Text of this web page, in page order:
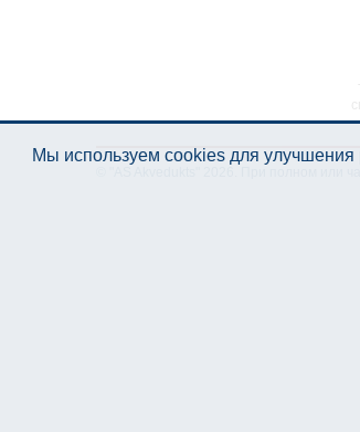
Мы используем cookies для улучшения